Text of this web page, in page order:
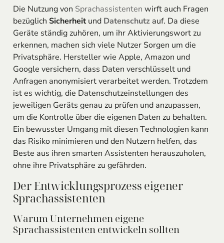
Die Nutzung von Sprachassistenten wirft auch Fragen
bezüglich Sicherheitund Datenschutzauf. Da diese
Geräte ständig zuhören, um ihr Aktivierungswort zu
erkennen, machen sich viele Nutzer Sorgen um die
Privatsphäre. Hersteller wie Apple, Amazon und
Google versichern, dass Daten verschlüsselt und
Anfragen anonymisiert verarbeitet werden. Trotzdem
ist es wichtig, die Datenschutzeinstellungen des
jeweiligen Geräts genau zu prüfen und anzupassen,
um die Kontrolle über die eigenen Daten zu behalten.
Ein bewusster Umgang mit diesen Technologien kann
das Risiko minimieren und den Nutzern helfen, das
Beste aus ihren smarten Assistenten herauszuholen,
ohne ihre Privatsphäre zu gefährden.
Der Entwicklungsprozess eigener
Sprachassistenten
Warum Unternehmen eigene
Sprachassistenten entwickeln sollten